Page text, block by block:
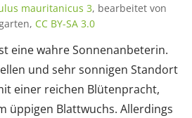
mauritanicus 3, bearbeitet von
CC BY-SA 3.0
eine wahre Sonnenanbeterin.
und sehr sonnigen Standort
einer reichen Blütenpracht,
üppigen Blattwuchs. Allerdings